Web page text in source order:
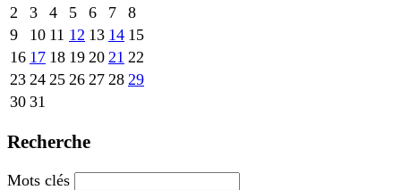
2
3 4 5 6 7
8
9
10 11 12 13 14 15
16 17 18 19 20 21 22
23 24 25 26 27 28 29
30 31
Recherche
Mots clés